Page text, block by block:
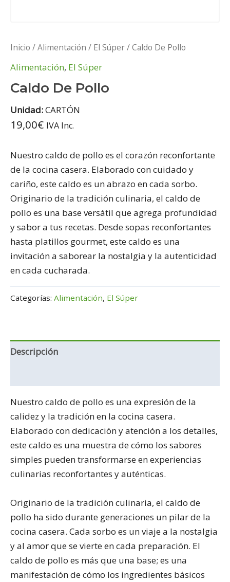
Inicio /Alimentación / El Súper/ Caldo De Pollo
Alimentación, El Súper
Caldo De Pollo
Unidad:CARTÓN
19,00€ IVA Inc.
Nuestro caldo de pollo es el corazón reconfortante
de la cocina casera. Elaborado con cuidado y
cariño, este caldo es un abrazo en cada sorbo.
Originario de la tradición culinaria, el caldo de
pollo es una base versátil que agrega profundidad
y sabor a tus recetas. Desde sopas reconfortantes
hasta platillos gourmet, este caldo es una
invitación a saborear la nostalgia y la autenticidad
en cada cucharada.
Categorías: Alimentación, El Súper
Descripción
Nuestro caldo de pollo es una expresión de la
calidez y la tradición en la cocina casera.
Elaborado con dedicación y atención a los detalles,
este caldo es una muestra de cómo los sabores
simples pueden transformarse en experiencias
culinarias reconfortantes y auténticas.
Originario de la tradición culinaria, el caldo de
pollo ha sido durante generaciones un pilar de la
cocina casera. Cada sorbo es un viaje a la nostalgia
y al amor que se vierte en cada preparación. El
caldo de pollo es más que una base; es una
manifestación de cómo los ingredientes básicos